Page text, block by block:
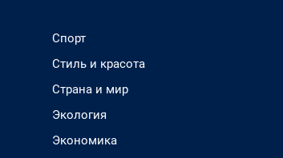
Спорт
Стиль и красота
Страна и мир
Экология
Экономика